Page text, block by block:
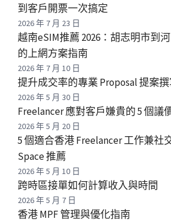
到客戶開票一次搞定
2026 年 7 月 23 日
越南eSIM推薦 2026：胡志明市到
的上網方案指南
2026 年 7 月 10 日
提升成交率的專業 Proposal 提案
2026 年 5 月 30 日
Freelancer 應對客戶嫌貴的 5 個議
2026 年 5 月 20 日
5 個適合香港 Freelancer 工作兼社
Space 推薦
2026 年 5 月 10 日
跨時區接單如何計算收入與時間
2026 年 5 月 7 日
香港 MPF 管理與優化指南